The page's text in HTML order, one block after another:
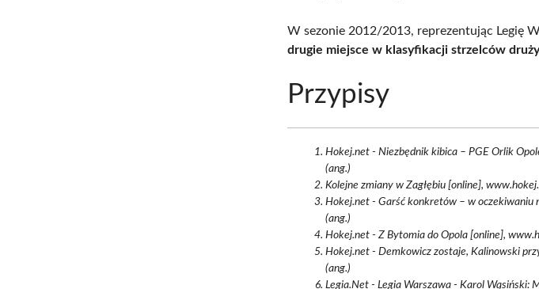
W sezonie 2012/2013, reprezentując Legię
drugie miejsce w klasyfikacji strzelców
Przypisy
Hokej.net - Niezbędnik kibica – PGE Orlik
(ang.)
Kolejne zmiany w Zagłębiu [online],
Hokej.net - Garść konkretów – w
(ang.)
Hokej.net - Z Bytomia do Opola [online],
Hokej.net - Demkowicz zostaje, Kalinowski
(ang.)
Legia.Net - Legia Warszawa - Karol Wąsiński: